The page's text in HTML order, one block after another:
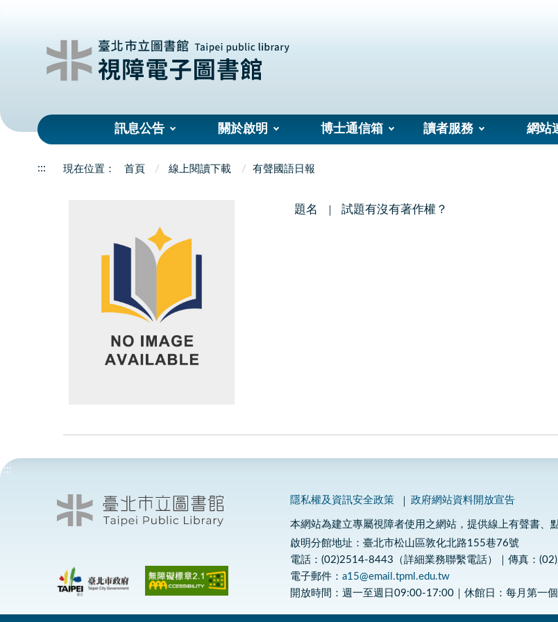
訊息公告 關於啟明 博士通信箱 讀者服務 網站
::: 首頁 線上閱讀下載 有聲國語日報
題名 試題有沒有著作權？
:::
隱私權及資訊安全政策 政府網站資料開放宣告
本網站為建立專屬視障者使用之網站，提供線上有聲書、
啟明分館地址：臺北市松山區敦化北路155巷76號
電話：(02)2514-8443（詳細業務聯繫電話）｜傳真：
電子郵件：a15@email.tpml.edu.tw
開放時間：週一至週日09:00-17:00｜休館日：每月第一